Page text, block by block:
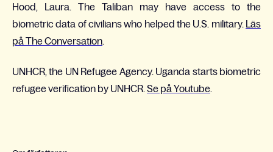
Hood, Laura. The Taliban may have access to the
biometric data of civilians who helped the U.S. military. Läs
på The Conversation.
UNHCR, the UN Refugee Agency. Uganda starts biometric
refugee verification by UNHCR. Se på Youtube.